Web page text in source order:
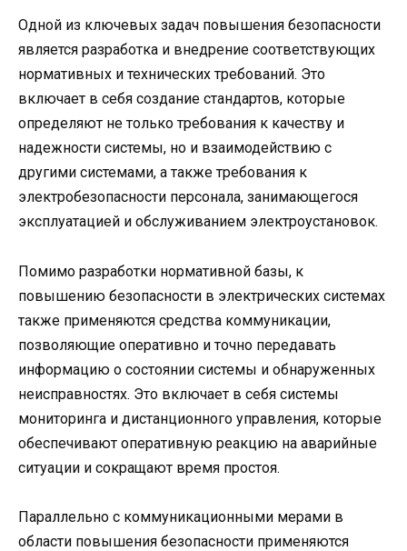
Одной из ключевых задач повышения безопасности
является разработка и внедрение соответствующих
нормативных и технических требований. Это
включает в себя создание стандартов, которые
определяют не только требования к качеству и
надежности системы, но и взаимодействию с
другими системами, а также требования к
электробезопасности персонала, занимающегося
эксплуатацией и обслуживанием электроустановок.
Помимо разработки нормативной базы, к
повышению безопасности в электрических системах
также применяются средства коммуникации,
позволяющие оперативно и точно передавать
информацию о состоянии системы и обнаруженных
неисправностях. Это включает в себя системы
мониторинга и дистанционного управления, которые
обеспечивают оперативную реакцию на аварийные
ситуации и сокращают время простоя.
Параллельно с коммуникационными мерами в
области повышения безопасности применяются